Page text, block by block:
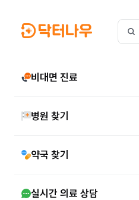
비대면 진료
병원 찾기
약국 찾기
실시간 의료 상담